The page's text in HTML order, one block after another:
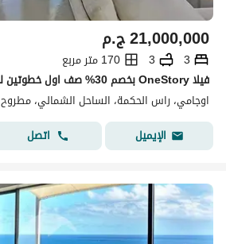
ج.م21,000,000
3
3
170 متر مربع
اوجامي، راس الحكمة، الساحل الشمالي، مطروح
الإيميل
اتصل